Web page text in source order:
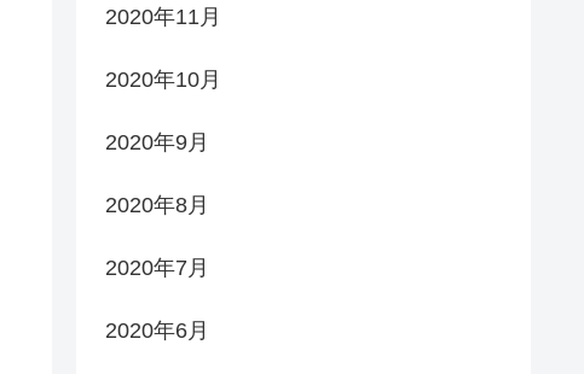
2020年11月
2020年10月
2020年9月
2020年8月
2020年7月
2020年6月